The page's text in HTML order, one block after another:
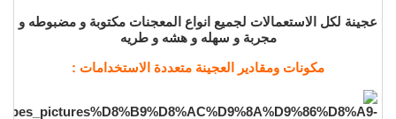
عجينة لكل الاستعمالات لجميع انواع المعجنات مكتوبة و مضبوطه و
مجربة و سهله و هشه و طريه
مكونات ومقادير العجينة متعددة الاستخدامات :